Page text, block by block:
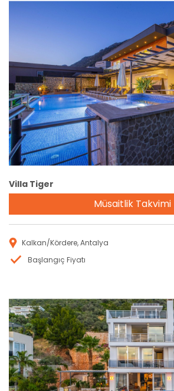
Rezervasyon
Villa Tiger
Müsaitlik Takvimi
Kalkan/Kördere, Antalya
Başlangıç Fiyatı
Rezervasyon